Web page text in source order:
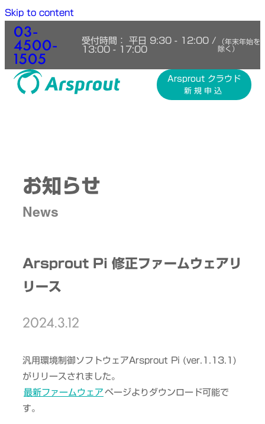
Skip to content
03-
4500-
1505
受付時間： 平日 9:30 - 12:00 /
13:00 - 17:00
（年末年始を
除く）
Arsprout クラウド
新規申込
お知らせ
News
Arsprout Pi 修正ファームウェアリ
リース
2024.3.12
汎用環境制御ソフトウェアArsprout Pi (ver.1.13.1)
がリリースされました。
最新ファームウェア ページよりダウンロード可能で
す。